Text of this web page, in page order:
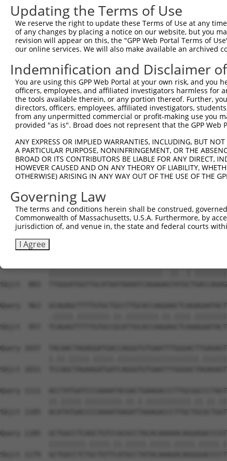
Updating the Terms of Use
We reserve the right to update these Terms of Use at any
of any changes by placing a notice on our website, but you
revision will appear on this, the "GPP Web Portal Terms of
our online services. We will also make available an archived
Indemnification and Disclaimer
You are using this GPP Web Portal at your own risk, and
officers, employees, and affiliated investigators harmless for
the tools available therein, or any portion thereof. Further,
directors, officers, employees, affiliated investigators,
from any unpermitted commercial or profit-making use you
provided "as is". Broad does not represent that the GPP
ANY EXPRESS OR IMPLIED WARRANTIES, INCLUDING, BUT
A PARTICULAR PURPOSE, NONINFRINGEMENT, OR THE
BROAD OR ITS CONTRIBUTORS BE LIABLE FOR ANY DIRECT,
HOWEVER CAUSED AND ON ANY THEORY OF LIABILITY,
OTHERWISE) ARISING IN ANY WAY OUT OF THE USE OF THE
Governing Law
The terms and conditions herein shall be construed,
Commonwealth of Massachusetts, U.S.A. Furthermore, by
jurisdiction of, and venue in, the state and federal courts
I Agree